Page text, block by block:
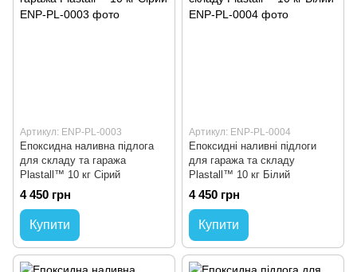
Артикул: ENP-PL-0003
Епоксидна наливна підлога
для складу та гаража
Plastall™ 10 кг Сірий
4 450 грн
Купити
Артикул: ENP-PL-0004
Епоксидні наливні підлоги
для гаража та складу
Plastall™ 10 кг Білий
4 450 грн
Купити